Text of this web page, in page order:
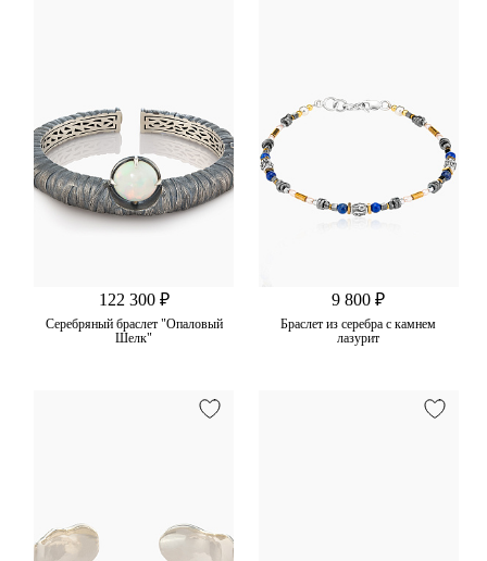
122 300 ₽
Серебряный браслет "Опаловый
Шелк"
9 800 ₽
Браслет из серебра с камнем
лазурит